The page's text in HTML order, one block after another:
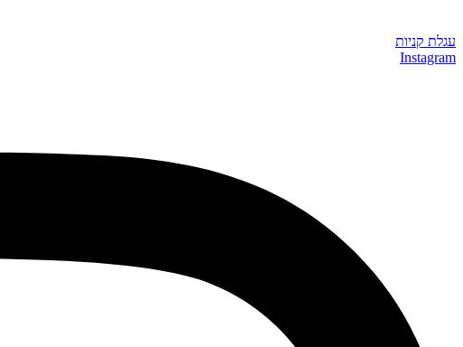
עגלת קניות
Instagram